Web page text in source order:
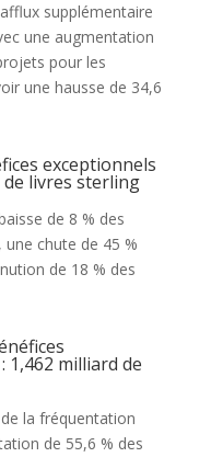
supplémentaire
une augmentation
pour les
une hausse de 34,6
exceptionnels
de livres sterling
de 8 % des
chute de 45 %
de 18 % des
1,462 milliard de
la fréquentation
de 55,6 % des